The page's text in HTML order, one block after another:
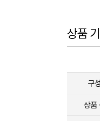
상품
구
상품